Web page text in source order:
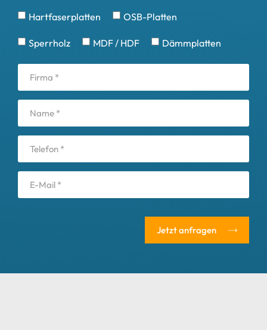
Hartfaserplatten OSB-Platten
Sperrholz MDF / HDF Dämmplatten
Jetzt anfragen